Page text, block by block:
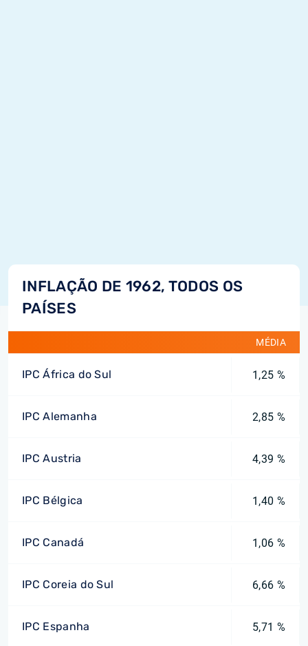
INFLAÇÃO DE 1962, TODOS OS
PAÍSES
MÉDIA
IPC África do Sul 1,25 %
IPC Alemanha 2,85 %
IPC Austria 4,39 %
IPC Bélgica 1,40 %
IPC Canadá 1,06 %
IPC Coreia do Sul 6,66 %
IPC Espanha 5,71 %